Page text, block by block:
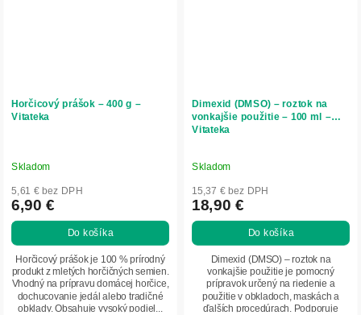
Horčicový prášok – 400 g –
Vitateka
Skladom
5,61 € bez DPH
6,90 €
Do košíka
Horčicový prášok je 100 % prírodný
produkt z mletých horčičných semien.
Vhodný na prípravu domácej horčice,
dochucovanie jedál alebo tradičné
obklady. Obsahuje vysoký podiel...
Dimexid (DMSO) – roztok na
vonkajšie použitie – 100 ml –
Vitateka
Skladom
15,37 € bez DPH
18,90 €
Do košíka
Dimexid (DMSO) – roztok na
vonkajšie použitie je pomocný
prípravok určený na riedenie a
použitie v obkladoch, maskách a
ďalších procedúrach. Podporuje